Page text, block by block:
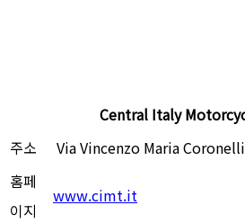
Central Italy
주소
Via Vincenzo Maria
홈페
이지
www.cimt.it